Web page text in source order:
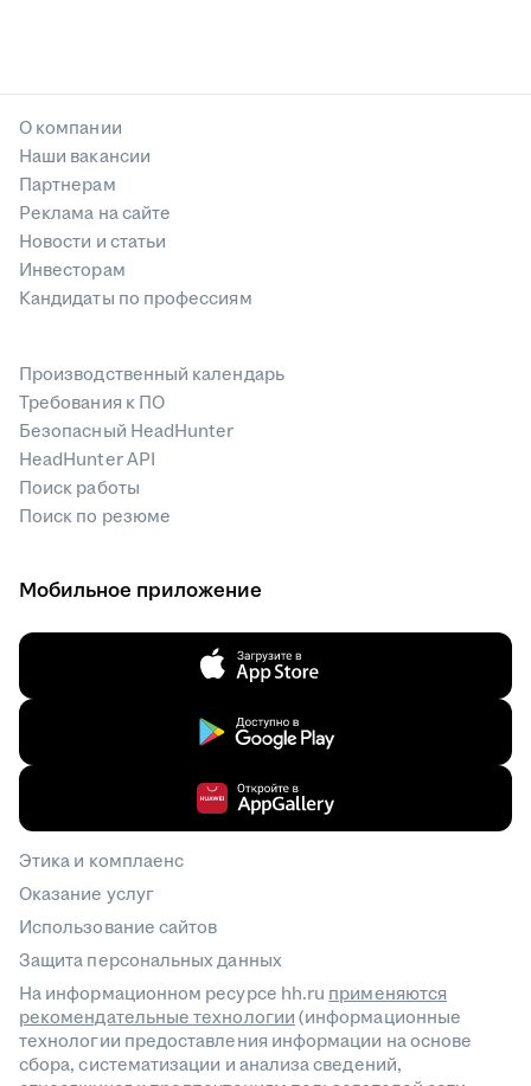
О компании
Наши вакансии
Партнерам
Реклама на сайте
Новости и статьи
Инвесторам
Кандидаты по профессиям
Производственный календарь
Требования к ПО
Безопасный HeadHunter
HeadHunter API
Поиск работы
Поиск по резюме
Мобильное приложение
Этика и комплаенс
Оказание услуг
Использование сайтов
Защита персональных данных
На информационном ресурсе hh.ru применяются
рекомендательные технологии(информационные
технологии предоставления информации на основе
сбора, систематизации и анализа сведений,